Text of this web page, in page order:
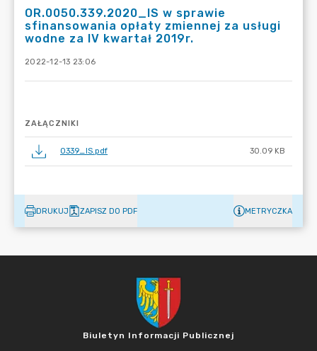
OR.0050.339.2020_IS w sprawie
sfinansowania opłaty zmiennej za usługi
wodne za IV kwartał 2019r.
2022-12-13 23:06
ZAŁĄCZNIKI
0339_IS.pdf 30.09 KB
DRUKUJ ZAPISZ DO PDF METRYCZKA
Biuletyn Informacji Publicznej